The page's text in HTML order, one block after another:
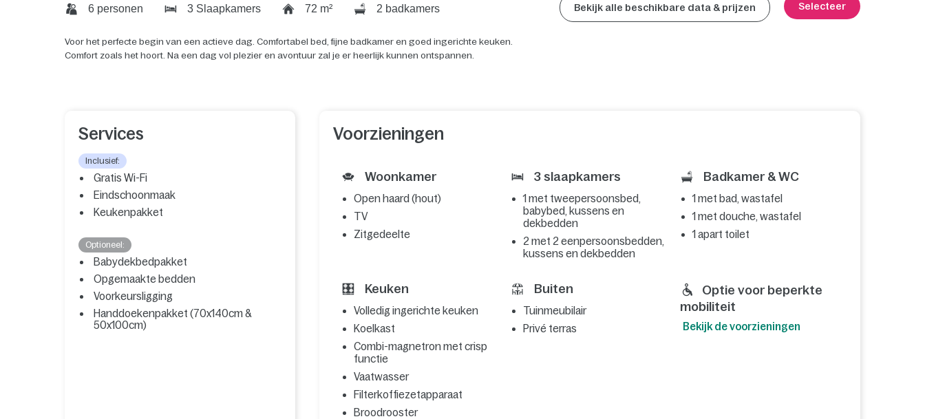
6 personen 3 Slaapkamers 72 m² 2 badkamers
Voor het perfecte begin van een actieve dag. Comfortabel bed, fijne badkamer en goed ingerichte keuken.
Comfort zoals het hoort. Na een dag vol plezier en avontuur zal je er heerlijk kunnen ontspannen.
Bekijk alle beschikbare data & prijzen Selecteer
Services
Inclusief:
Gratis Wi-Fi
Eindschoonmaak
Keukenpakket
Optioneel:
Babydekbedpakket
Opgemaakte bedden
Voorkeursligging
Handdoekenpakket (70x140cm &
50x100cm)
Voorzieningen
Woonkamer
Open haard (hout)
TV
Zitgedeelte
3 slaapkamers
1 met tweepersoonsbed,
babybed, kussens en
dekbedden
2 met 2 eenpersoonsbedden,
kussens en dekbedden
Badkamer & WC
1 met bad, wastafel
1 met douche, wastafel
1 apart toilet
Keuken
Volledig ingerichte keuken
Koelkast
Combi-magnetron met crisp
functie
Vaatwasser
Filterkoffiezetapparaat
Broodrooster
Buiten
Tuinmeubilair
Privé terras
Optie voor beperkte
mobiliteit
Bekijk de voorzieningen